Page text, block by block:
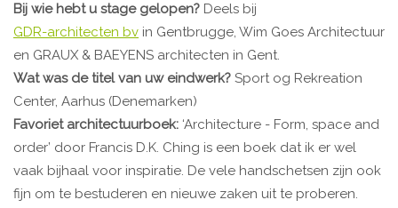
Bij wie hebt u stage gelopen? Deels bij
GDR-architecten bv in Gentbrugge, Wim Goes Architectuur
en GRAUX & BAEYENS architecten in Gent.
Wat was de titel van uw eindwerk? Sport og Rekreation
Center, Aarhus (Denemarken)
Favoriet architectuurboek: ‘Architecture - Form, space and
order’ door Francis D.K. Ching is een boek dat ik er wel
vaak bijhaal voor inspiratie. De vele handschetsen zijn ook
fijn om te bestuderen en nieuwe zaken uit te proberen.